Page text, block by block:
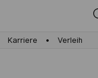
Karriere Verleih